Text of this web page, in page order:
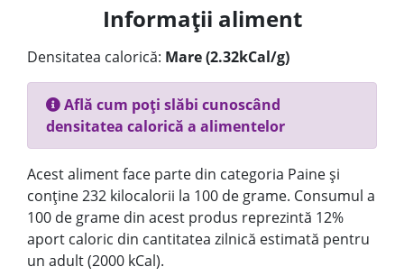
Informații aliment
Densitatea calorică: Mare (2.32kCal/g)
Află cum poți slăbi cunoscând
densitatea calorică a alimentelor
Acest aliment face parte din categoria Paine și
conține 232 kilocalorii la 100 de grame. Consumul a
100 de grame din acest produs reprezintă 12%
aport caloric din cantitatea zilnică estimată pentru
un adult (2000 kCal).